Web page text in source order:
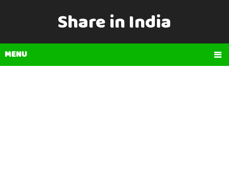
Share in India
MENU